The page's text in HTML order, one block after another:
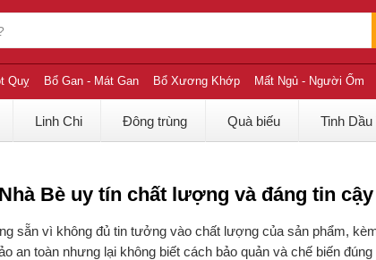
Quỵ Bổ Gan - Mát Gan Bổ Xương Khớp Mất Ngủ - Người Ốm
Linh Chi Đông trùng Quà biếu Tinh Dầu
Bè uy tín chất lượng và đáng tin cậy
sẵn vì không đủ tin tưởng vào chất lượng của sản phẩm,
an toàn nhưng lại không biết cách bảo quản và chế biến